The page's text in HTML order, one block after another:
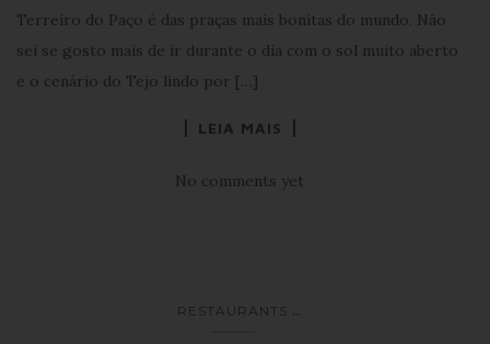
Terreiro do Paço é das praças mais bonitas do mundo. Não
sei se gosto mais de ir durante o dia com o sol muito aberto
e o cenário do Tejo lindo por […]
LEIA MAIS
No comments yet
RESTAURANTS